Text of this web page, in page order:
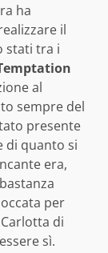
ha
il
stati tra i
al
sempre del
presente
di quanto si
era,
per
di
sì.